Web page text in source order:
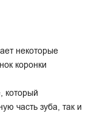
некоторые
коронки
который
часть зуба, так и